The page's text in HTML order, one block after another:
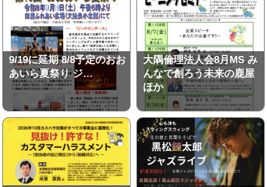
9/19に延期 8/8予定のおお
あいら夏祭り ジ…
大隅倫理法人会8月MS み
んなで創ろう未来の鹿屋
ほか